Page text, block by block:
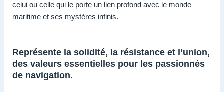
celui ou celle qui le porte un lien profond avec le monde
maritime et ses mystères infinis.
Représente la solidité, la résistance et l’union,
des valeurs essentielles pour les passionnés
de navigation.